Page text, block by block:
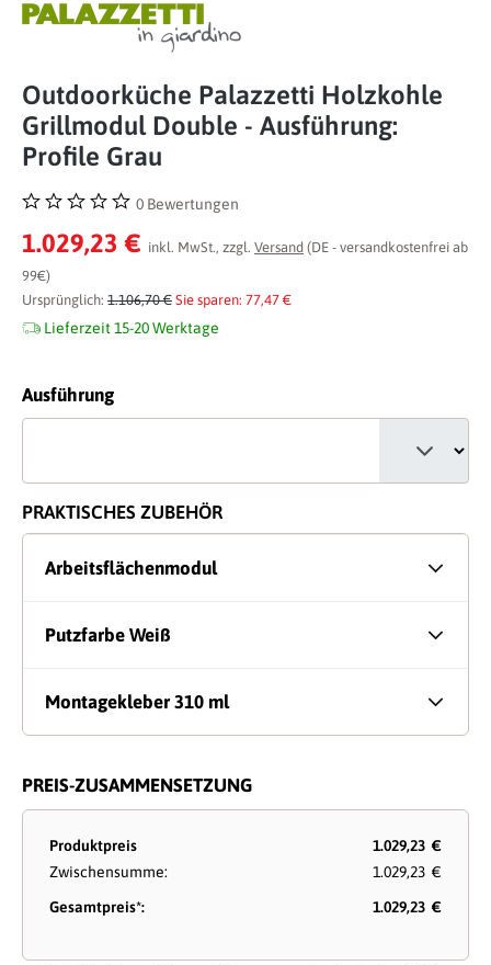
Outdoorküche Palazzetti Holzkohle
Grillmodul Double - Ausführung:
Profile Grau
Durchschnittliche Bewertung von 0 von 5 Sternen
0 Bewertungen
1.029,23 € inkl. MwSt., zzgl. Versand (DE - versandkostenfrei ab
99€)
Ursprünglich: 1.106,70 € Sie sparen: 77,47 €
Lieferzeit 15-20 Werktage
Ausführungauswählen
PRAKTISCHES ZUBEHÖR
Arbeitsflächenmodul
Putzfarbe Weiß
Montagekleber 310 ml
PREIS-ZUSAMMENSETZUNG
Produktpreis
1.029,23 €
Zwischensumme:
1.029,23 €
Gesamtpreis*:
1.029,23 €